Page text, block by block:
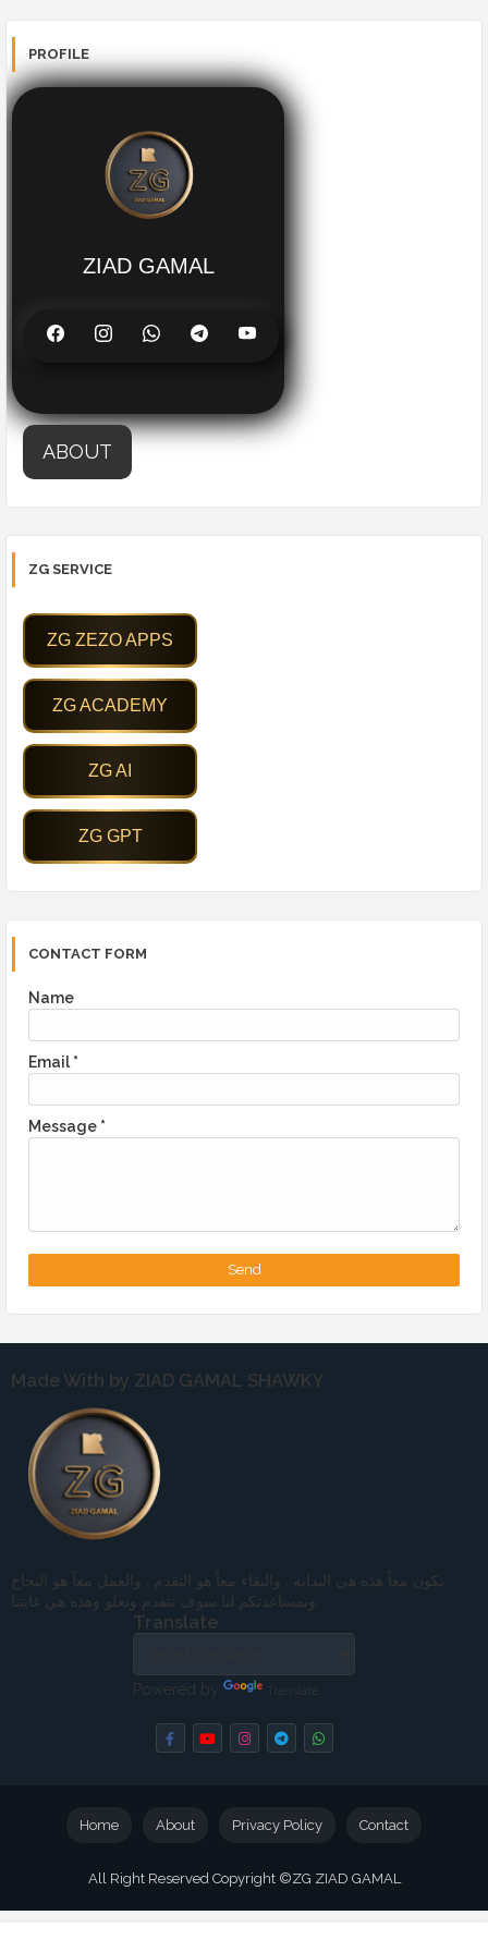
PROFILE
ZIAD GAMAL
ABOUT
ZG SERVICE
CONTACT FORM
Name
Email *
Message *
Made With by ZIAD GAMAL SHAWKY
نكون معاً هذه هي البداية , والبقاء معاً هو التقدم , والعمل معاً هو النجاح
Translate
Powered by Translate
All Right Reserved Copyright ©ZG ZIAD GAMAL
Home About Privacy Policy Contact